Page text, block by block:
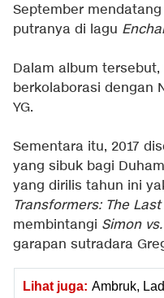
September
putranya di lagu
Dalam album
berkolaborasi dengan
YG.
Sementara itu, 2017
yang sibuk bagi
yang dirilis tahun ini
Transformers: The
membintangi Simon
garapan sutradara
Lihat juga: Ambruk,